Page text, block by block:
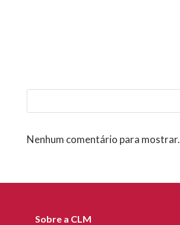
Nenhum comentário para mostrar.
Sobre a CLM